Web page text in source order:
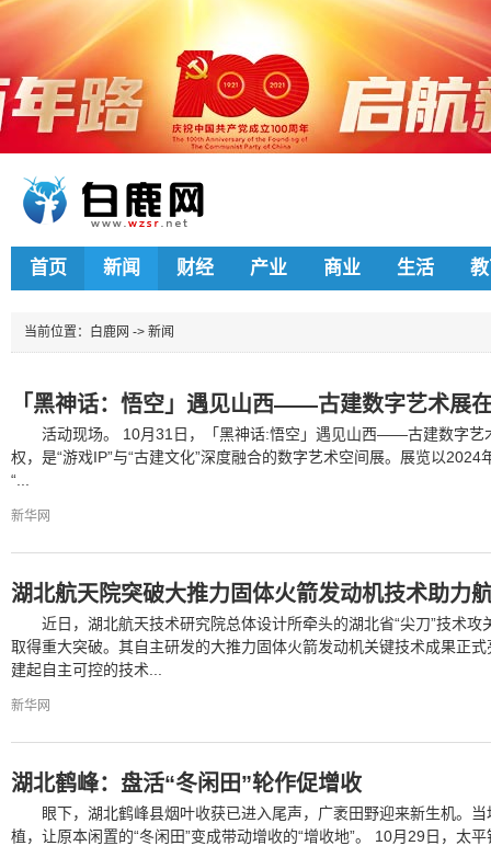
首页 新闻 财经 产业 商业 生活
当前位置： 白鹿网 -> 新闻
「黑神话：悟空」遇见山西——古建数字艺术展
活动现场。 10月31日，「黑神话:悟空」遇见山西——古建数字艺
权，是“游戏IP”与“古建文化”深度融合的数字艺术空间展。展览以
“...
新华网
湖北航天院突破大推力固体火箭发动机技术助力
近日，湖北航天技术研究院总体设计所牵头的湖北省“尖刀”技术
取得重大突破。其自主研发的大推力固体火箭发动机关键技术成果正
建起自主可控的技术...
新华网
湖北鹤峰：盘活“冬闲田”轮作促增收
眼下，湖北鹤峰县烟叶收获已进入尾声，广袤田野迎来新生机。
植，让原本闲置的“冬闲田”变成带动增收的“增收地”。 10月29日，太